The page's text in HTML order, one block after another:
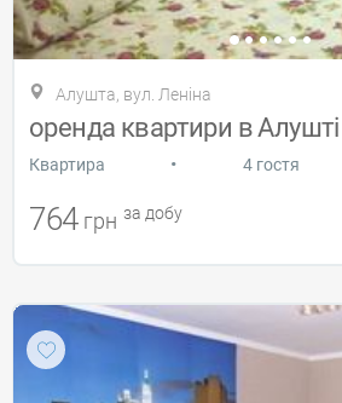
Алушта, вул. Леніна
оренда квартири в Алушті
Квартира • 4 гостя
764 грн за добу